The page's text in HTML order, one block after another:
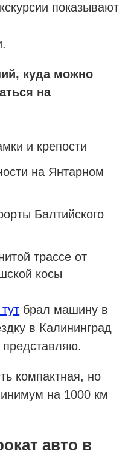
показывают
куда можно
на
и крепости
на Янтарном
Балтийского
трассе от
косы
брал машину в
в Калининград
компактная, но
на 1000 км
авто в